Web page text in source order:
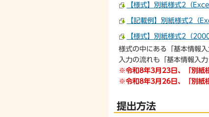
【様式】別紙様式2（
【記載例】別紙様式2（
【様式】別紙様式2（
様式の中にある「基本情報
入力の流れも「基本情報入
※令和8年3月23日、「別紙
※令和8年3月26日、「別紙
提出方法